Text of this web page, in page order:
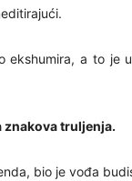
ekshumira, a to je
znakova truljenja.
bio je vođa